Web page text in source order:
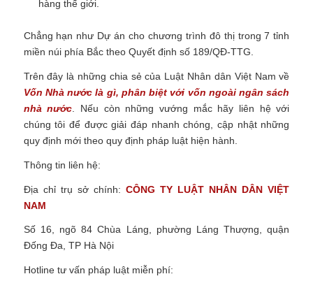
hàng thế giới.
Chẳng hạn như Dự án cho chương trình đô thị trong 7 tỉnh
miền núi phía Bắc theo Quyết định số 189/QĐ-TTG.
Trên đây là những chia sẻ của Luật Nhân dân Việt Nam về
Vốn Nhà nước là gì, phân biệt với vốn ngoài ngân sách
nhà nước
Nếu còn những vướng mắc hãy liên hệ với
chúng tôi để được giải đáp nhanh chóng, cập nhật những
quy định mới theo quy định pháp luật hiện hành.
Thông tin liên hệ:
Địa chỉ trụ sở chính: CÔNG TY LUẬT NHÂN DÂN VIỆT
NAM
Số 16, ngõ 84 Chùa Láng, phường Láng Thượng, quận
Đống Đa, TP Hà Nội
Hotline tư vấn pháp luật miễn phí: